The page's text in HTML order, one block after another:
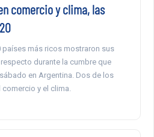
comercio y clima, las
más ricos mostraron sus
durante la cumbre que
en Argentina. Dos de los
y el clima.